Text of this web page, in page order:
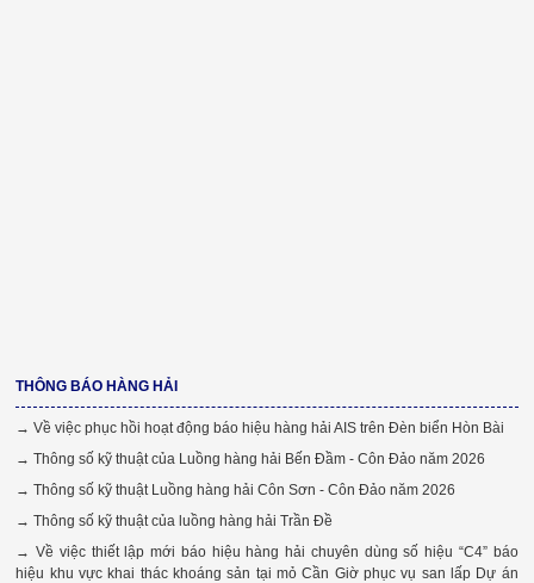
THÔNG BÁO HÀNG HẢI
→ Về việc phục hồi hoạt động báo hiệu hàng hải AIS trên Đèn biển Hòn Bài
→ Thông số kỹ thuật của Luồng hàng hải Bến Đầm - Côn Đảo năm 2026
→ Thông số kỹ thuật Luồng hàng hải Côn Sơn - Côn Đảo năm 2026
→ Thông số kỹ thuật của luồng hàng hải Trần Đề
→ Về việc thiết lập mới báo hiệu hàng hải chuyên dùng số hiệu “C4” báo
hiệu khu vực khai thác khoáng sản tại mỏ Cần Giờ phục vụ san lấp Dự án